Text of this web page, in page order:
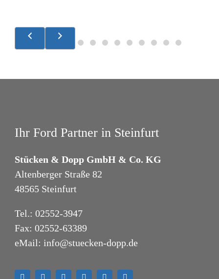
Ihr Ford Partner in Steinfurt
Stücken & Dopp GmbH & Co. KG
Altenberger Straße 82
48565 Steinfurt
Tel.: 02552-3947
Fax: 02552-63389
eMail: info@stuecken-dopp.de